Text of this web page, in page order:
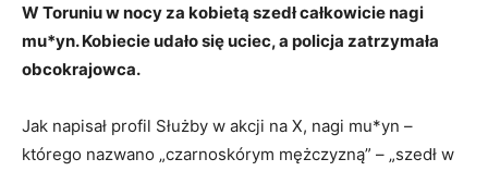
W Toruniu w nocy za kobietą szedł całkowicie nagi
mu*yn. Kobiecie udało się uciec, a policja zatrzymała
obcokrajowca.
Jak napisał profil Służby w akcji na X, nagi mu*yn –
którego nazwano „czarnoskórym mężczyzną” – „szedł w